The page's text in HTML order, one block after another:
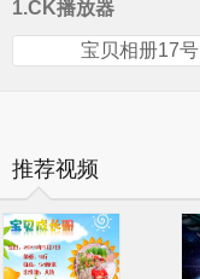
1.CK播放器
宝贝相册17号
推荐视频